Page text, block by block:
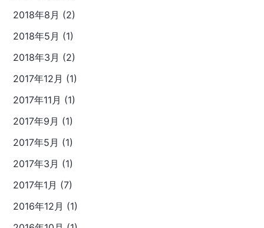
2018年8月 (2)
2018年5月 (1)
2018年3月 (2)
2017年12月 (1)
2017年11月 (1)
2017年9月 (1)
2017年5月 (1)
2017年3月 (1)
2017年1月 (7)
2016年12月 (1)